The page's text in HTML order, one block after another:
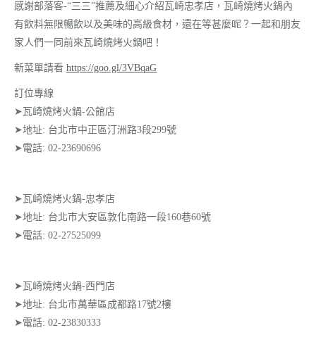
感謝部落客-“三三”推薦及細心介紹瓦崎忠孝店，瓦崎燒烤火鍋內
有飲料無限暢飲以及美味的高級食材，還在等甚麼呢？一起和朋友
家人們一同前來瓦崎燒烤火鍋吧！
新菜單請看 https://goo.gl/3VBqaG
訂位專線
➤瓦崎燒烤火鍋-公館店
➤地址: 台北市中正區汀洲路3段299號
➤電話: 02-23690696
➤瓦崎燒烤火鍋-忠孝店
➤地址: 台北市大安區敦化南路一段160巷60號
➤電話: 02-27525099
➤瓦崎燒烤火鍋-西門店
➤地址: 台北市萬華區成都路17號2樓
➤電話: 02-23830333